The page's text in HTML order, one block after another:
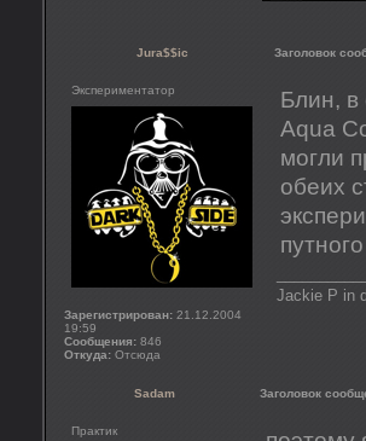
Jura$$ic Заголовок
Экспериментатор
Зарегистрирован: 21.12.2004
19:59
Сообщения: 846
Откуда: Отсюда
Блин, в
Aqua
могли
обеих
Jackie P in
Sadam Заголовок
Практик